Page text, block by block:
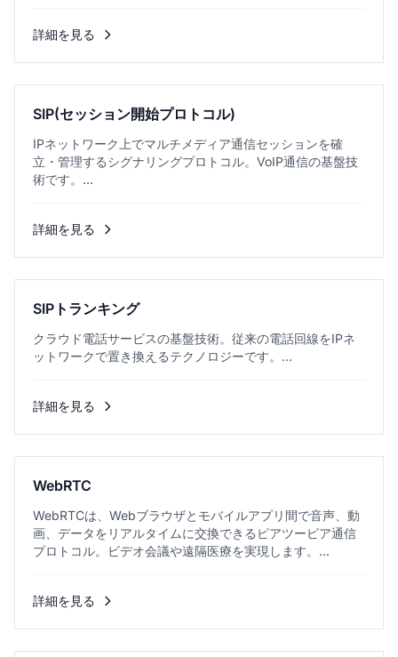
詳細を見る
SIP(セッション開始プロトコル)
IPネットワーク上でマルチメディア通信セッションを確
立・管理するシグナリングプロトコル。VoIP通信の基盤技
術です。...
詳細を見る
SIPトランキング
クラウド電話サービスの基盤技術。従来の電話回線をIPネ
ットワークで置き換えるテクノロジーです。...
詳細を見る
WebRTC
WebRTCは、Webブラウザとモバイルアプリ間で音声、動
画、データをリアルタイムに交換できるピアツーピア通信
プロトコル。ビデオ会議や遠隔医療を実現します。...
詳細を見る